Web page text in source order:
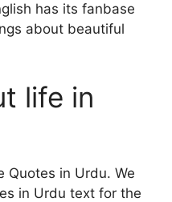
has its fanbase
about beautiful
life in
Quotes in Urdu. We
in Urdu text for the